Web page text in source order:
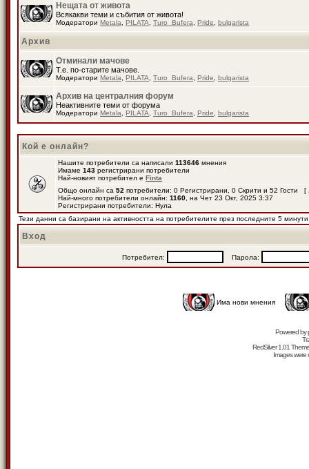
Нещата от живота
Всякакви теми и събития от живота!
Модератори Metala PILATA Turo_Bufera Pride bulgarista
Архив
Отминали мачове
Т.е. по-старите мачове.
Модератори Metala PILATA Turo_Bufera Pride bulgarista
Архив на централния форум
Неактивните теми от форума
Модератори Metala PILATA Turo_Bufera Pride bulgarista
Кой е онлайн?
Нашите потребители са написали 113646 мнения
Имаме 143 регистрирани потребители
Най-новият потребител е Finta
Общо онлайн са 52 потребители: 0 Регистрирани, 0 Скрити и 52 Гости [
Най-много потребители онлайн: 1160 , на Чет 23 Окт, 2025 3:37
Регистрирани потребители: Нула
Тези данни са базирани на активността на потребителите през последните 5 минути
Вход
Потребител: Парола:
Има нови мнения
Powered by
RedSilver 1.01
Images were